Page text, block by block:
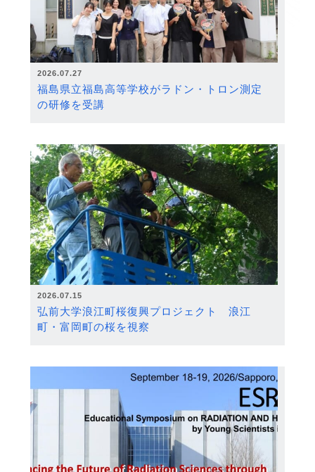
2026.07.27
福島県立福島高等学校がラドン・トロン測定
の研修を受講
2026.07.15
弘前大学浪江町桜復興プロジェクト 浪江
町・富岡町の桜を視察